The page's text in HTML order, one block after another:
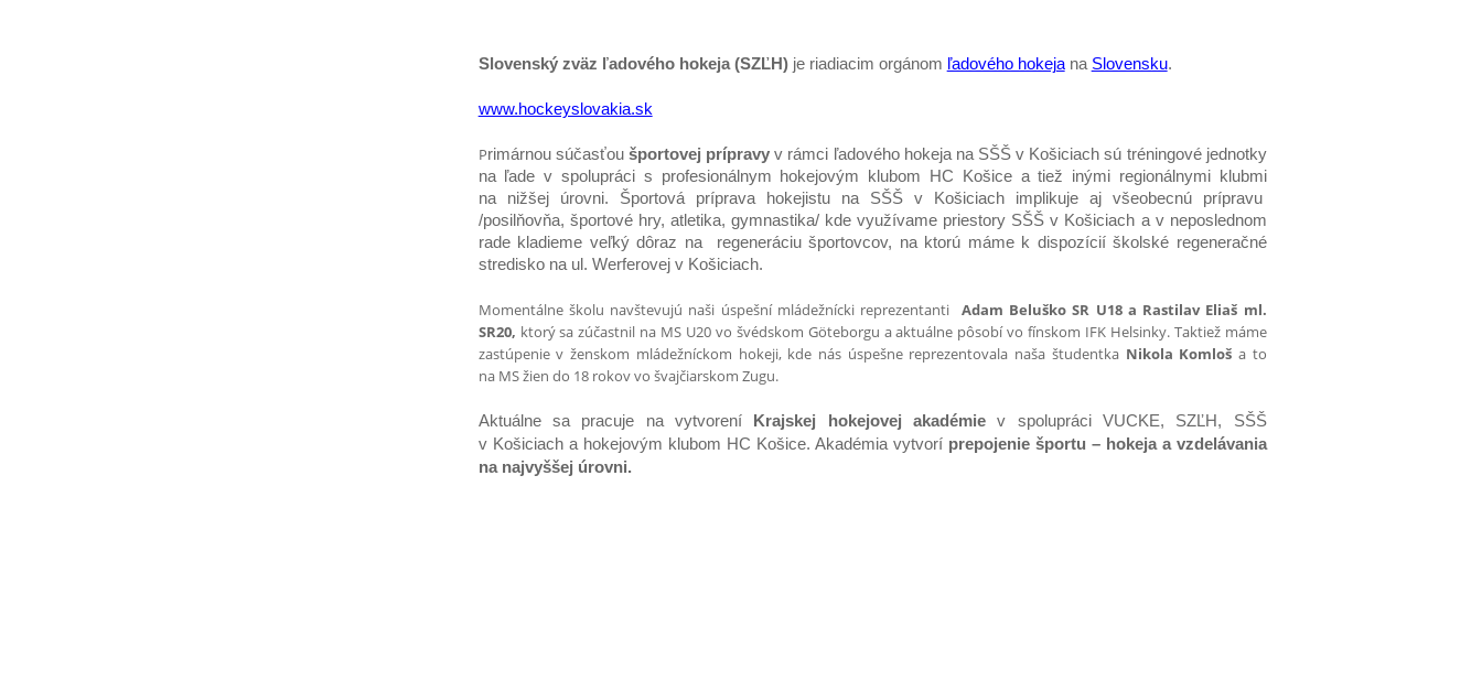
Slovenský zväz ľadového hokeja (SZĽH)je riadiacim orgánom ľadového hokejana Slovensku.
www.hockeyslovakia.sk
Primárnou súčasťou športovej prípravy v rámci ľadového hokeja na SŠŠ v Košiciach sú tréningové jednotky
na ľade v spolupráci s profesionálnym hokejovým klubom HC Košice a tiež inými regionálnymi klubmi
na nižšej úrovni. Športová príprava hokejistu na SŠŠ v Košiciach implikuje aj všeobecnú prípravu
/posilňovňa, športové hry, atletika, gymnastika/ kde využívame priestory SŠŠ v Košiciach a v neposlednom
rade kladieme veľký dôraz na regeneráciu športovcov, na ktorú máme k dispozícií školské regeneračné
stredisko na ul. Werferovej v Košiciach.
Momentálne školu navštevujú naši úspešní mládežnícki reprezentanti
Adam Beluško SR U18 a Rastilav Eliaš ml.
SR20, ktorý sa zúčastnil na MS U20 vo švédskom Göteborgu a aktuálne pôsobí vo fínskom IFK Helsinky. Taktiež máme
zastúpenie v ženskom mládežníckom hokeji, kde nás úspešne reprezentovala naša študentka Nikola Komloš a to
na MS žien do 18 rokov vo švajčiarskom Zugu.
Aktuálne sa pracuje na vytvorení Krajskej hokejovej akadémie v spolupráci VUCKE, SZĽH, SŠŠ
v Košiciach a hokejovým klubom HC Košice. Akadémia vytvorí prepojenie športu – hokeja a vzdelávania
na najvyššej úrovni.